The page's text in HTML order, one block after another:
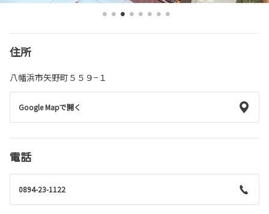
住所
八幡浜市矢野町５５９−１
Google Mapで開く
電話
0894-23-1122